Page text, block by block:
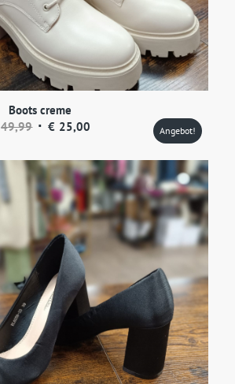
Boots creme
49,99 Ursprünglicher
war:
€49,99
€ 25,00
ist:
€25,00.
Angebot!